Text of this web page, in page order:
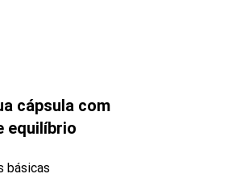
cápsula com
equilíbrio
básicas